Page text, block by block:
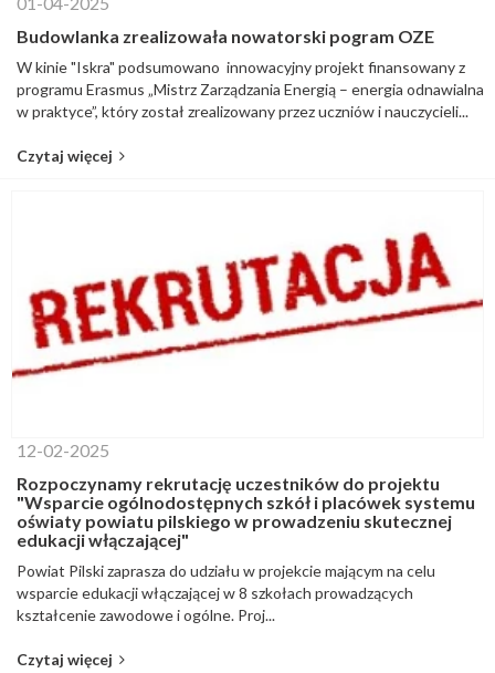
Budowlanka zrealizowała nowatorski pogram OZE
W kinie "Iskra" podsumowano innowacyjny projekt finansowany z
programu Erasmus „Mistrz Zarządzania Energią – energia odnawialna
w praktyce”, który został zrealizowany przez uczniów i nauczycieli...
Czytaj więcej
12-02-2025
Rozpoczynamy rekrutację uczestników do projektu
"Wsparcie ogólnodostępnych szkół i placówek systemu
oświaty powiatu pilskiego w prowadzeniu skutecznej
edukacji włączającej"
Powiat Pilski zaprasza do udziału w projekcie mającym na celu
wsparcie edukacji włączającej w 8 szkołach prowadzących
kształcenie zawodowe i ogólne. Proj...
Czytaj więcej